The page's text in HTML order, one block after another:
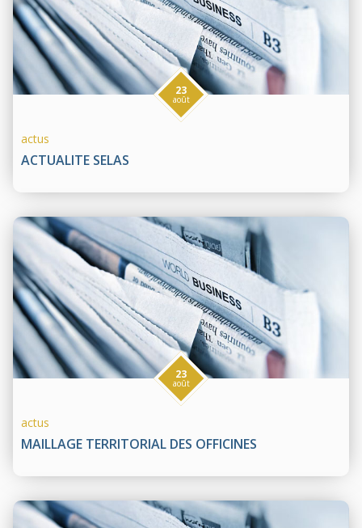
ACTUALITE SELAS
23
août
actus
MAILLAGE TERRITORIAL DES OFFICINES
23
août
actus